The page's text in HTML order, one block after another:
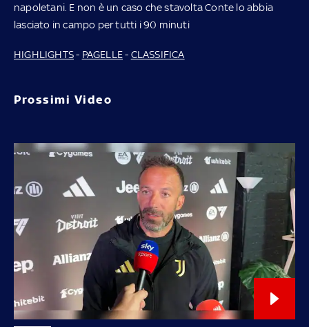
napoletani. E non è un caso che stavolta Conte lo abbia
lasciato in campo per tutti i 90 minuti
HIGHLIGHTS- PAGELLE- CLASSIFICA
Prossimi Video